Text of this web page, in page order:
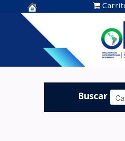
Centro de
Documentación
OLADE -
Buscar